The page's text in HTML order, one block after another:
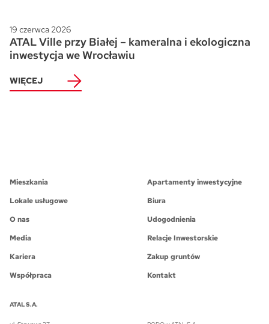
19 czerwca 2026
ATAL Ville przy Białej – kameralna i ekologiczna
inwestycja we Wrocławiu
WIĘCEJ
Mieszkania
Apartamenty inwestycyjne
Lokale usługowe
Biura
O nas
Udogodnienia
Media
Relacje Inwestorskie
Kariera
Zakup gruntów
Współpraca
Kontakt
ATAL S.A.